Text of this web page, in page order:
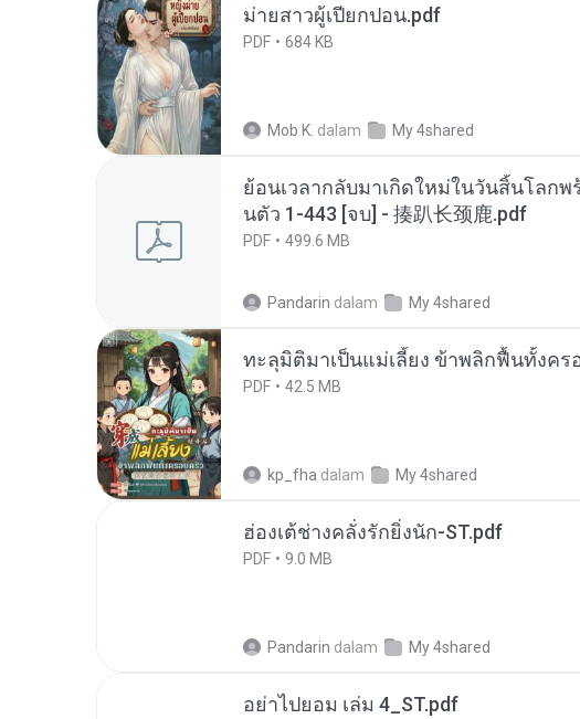
ม่ายสาวผู้เปียกปอน.pdf
PDF 684 KB
Mob K. dalam My 4shared
ย้อนเวลากลับมาเกิดใหม่ในวันสิ้นโลก
นตัว 1-443 [จบ] - 揍趴长颈鹿.pdf
PDF 499.6 MB
Pandarin dalam My 4shared
ทะลุมิติมาเป็นแม่เลี้ยง ข้าพลิกฟื้นทั้งคร
PDF 42.5 MB
kp_fha dalam My 4shared
ฮ่องเต้ช่างคลั่งรักยิ่งนัก-ST.pdf
PDF 9.0 MB
Pandarin dalam My 4shared
อย่าไปยอม เล่ม 4_ST.pdf